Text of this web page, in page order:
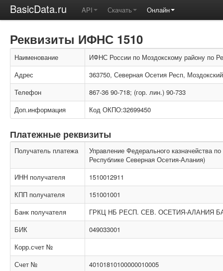
BasicData.ru API Скачать Онлайн
Реквизиты ИФНС 1510
Наименование
ИФНС России по Моздокскому району по
Адрес
363750, Северная Осетия Респ,
Телефон
867-36 90-718; (гор. лин.) 90-733
Доп.информация
Код ОКПО:32699450
Платежные реквизиты
Получатель платежа
Управление Федерального казначейства
Республике Северная Осетия-Алания)
ИНН получателя
1510012911
КПП получателя
151001001
Банк получателя
ГРКЦ НБ РЕСП. СЕВ. ОСЕТИЯ-АЛАНИЯ
БИК
049033001
Корр.счет №
Счет №
40101810100000010005